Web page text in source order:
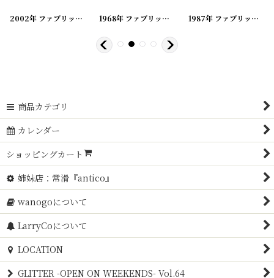
[20200419-88]
2002年 ファブリックカレンダー [ 20200419-164
1968年 ファブリックカレンダー [20200419-17
1987年 ファブリックカレンダー
商品カテゴリ
カレンダー
ショッピングカート
姉妹店：常滑『antico』
wanogoについて
LarryCoについて
LOCATION
GLITTER -OPEN ON WEEKENDS- Vol.64